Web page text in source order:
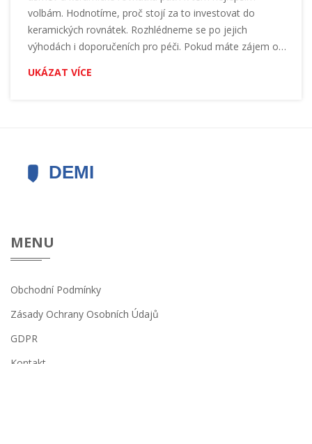
volbám. Hodnotíme, proč stojí za to investovat do
keramických rovnátek. Rozhlédneme se po jejich
výhodách i doporučeních pro péči. Pokud máte zájem o
to, jak zlepšit svůj chrup a svůj úsměv, pak je tento článek
právě pro vás.
UKÁZAT VÍCE
MENU
Obchodní Podmínky
Zásady Ochrany Osobních Údajů
GDPR
Kontakt